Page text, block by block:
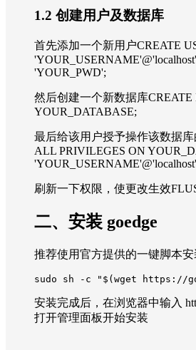
1.2 创建用户及数据库
首先添加一个新用户CREATE
'YOUR_PWD';
然后创建一个新数据库CREATE
YOUR_DATABASE;
最后给该用户授予操作该数据
ALL PRIVILEGES ON
刷新一下权限，使更改生效
二、安装 goedge
推荐使用官方提供的一键脚本安
sudo sh -c "$(wget https://
安装完成后，在浏览器中输入
打开管理面板开始安装